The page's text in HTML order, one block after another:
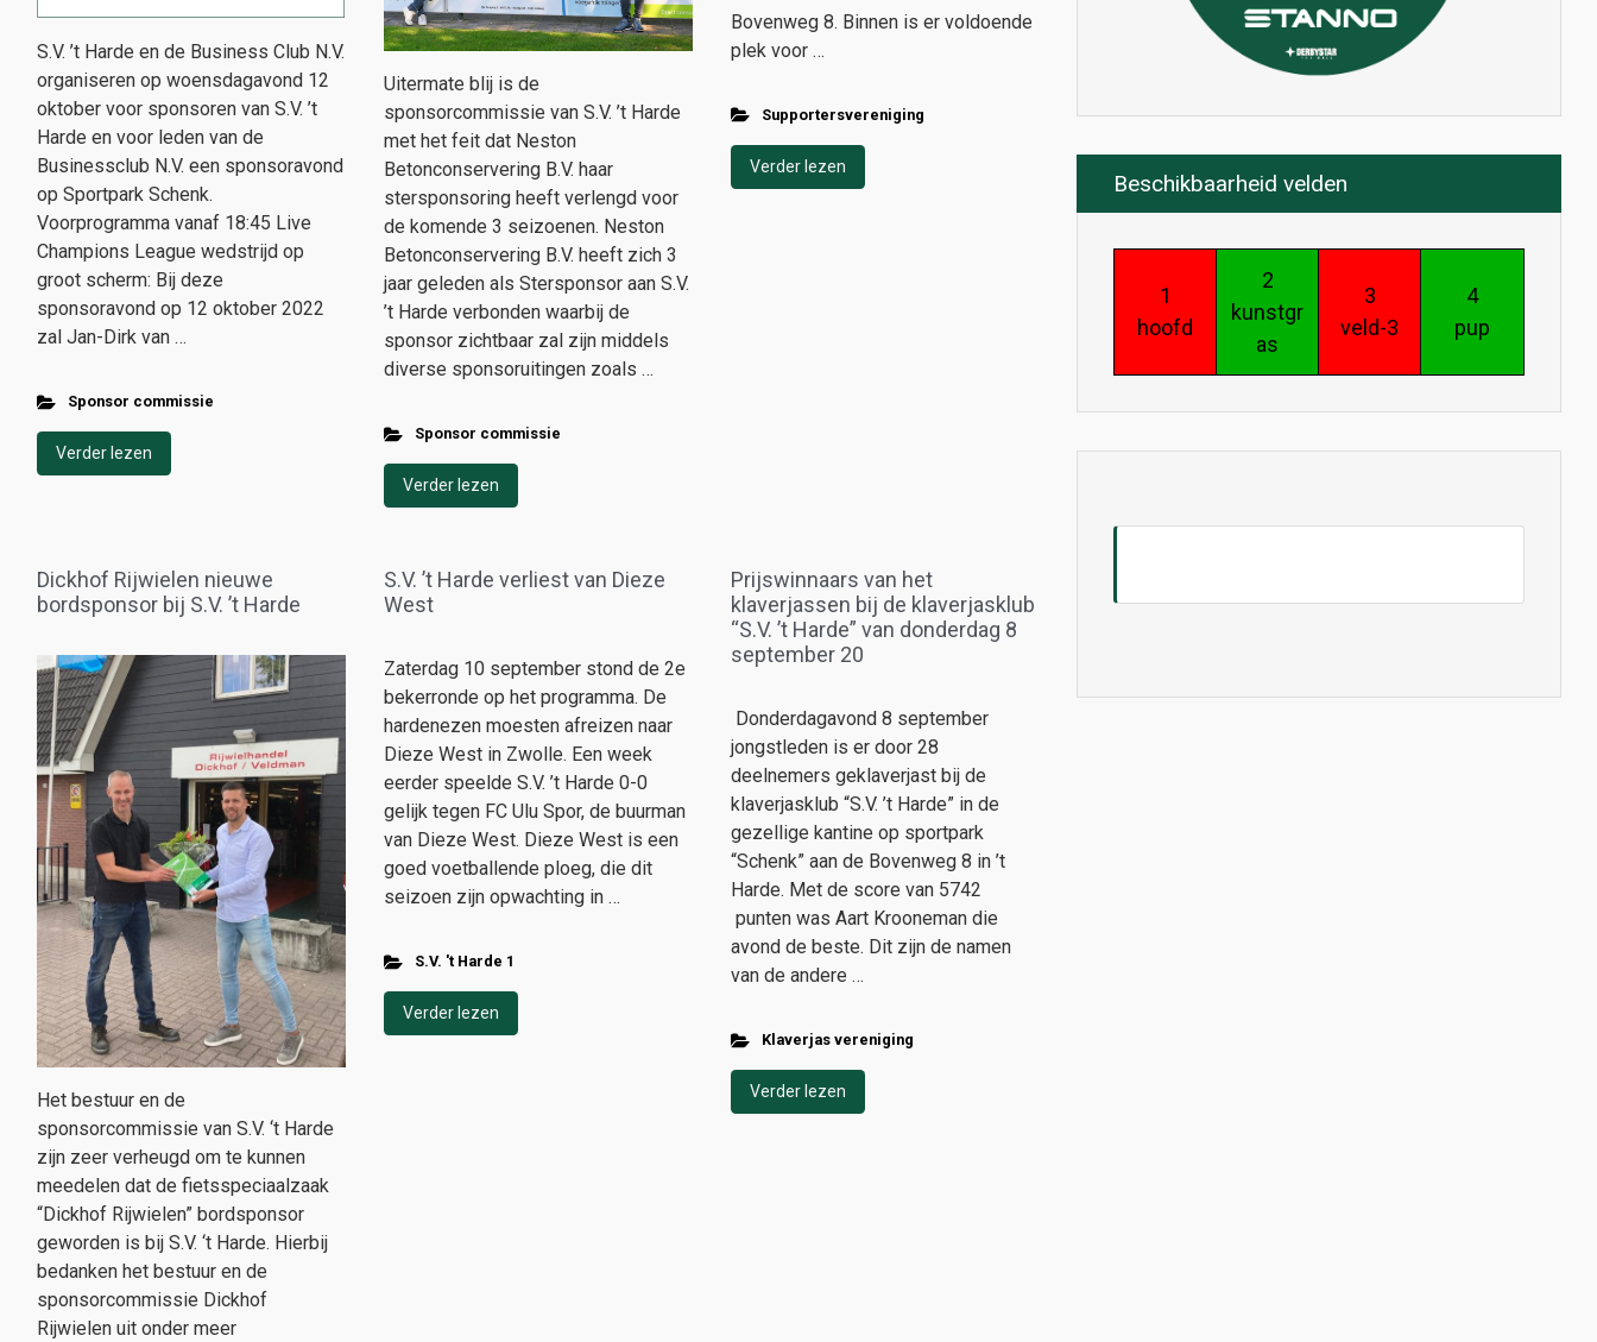
S.V. ’t Harde en de Business Club N.V.
organiseren op woensdagavond 12
oktober voor sponsoren van S.V. ’t
Harde en voor leden van de
Businessclub N.V. een sponsoravond
op Sportpark Schenk.
Voorprogramma vanaf 18:45 Live
Champions League wedstrijd op
groot scherm: Bij deze
sponsoravond op 12 oktober 2022
zal Jan-Dirk van …
Sponsor commissie
Verder lezen
Uitermate blij is de
sponsorcommissie van S.V. ’t Harde
met het feit dat Neston
Betonconservering B.V. haar
stersponsoring heeft verlengd voor
de komende 3 seizoenen. Neston
Betonconservering B.V. heeft zich 3
jaar geleden als Stersponsor aan S.V.
’t Harde verbonden waarbij de
sponsor zichtbaar zal zijn middels
diverse sponsoruitingen zoals …
Sponsor commissie
Verder lezen
Bovenweg 8. Binnen is er voldoende
plek voor …
Supportersvereniging
Verder lezen
Dickhof Rijwielen nieuwe
bordsponsor bij S.V. ’t Harde
Het bestuur en de
sponsorcommissie van S.V. ‘t Harde
zijn zeer verheugd om te kunnen
meedelen dat de fietsspeciaalzaak
“Dickhof Rijwielen” bordsponsor
geworden is bij S.V. ‘t Harde. Hierbij
bedanken het bestuur en de
sponsorcommissie Dickhof
Rijwielen uit onder meer
S.V. ’t Harde verliest van Dieze
West
Zaterdag 10 september stond de 2e
bekerronde op het programma. De
hardenezen moesten afreizen naar
Dieze West in Zwolle. Een week
eerder speelde S.V. ’t Harde 0-0
gelijk tegen FC Ulu Spor, de buurman
van Dieze West. Dieze West is een
goed voetballende ploeg, die dit
seizoen zijn opwachting in …
S.V. 't Harde 1
Verder lezen
Prijswinnaars van het
klaverjassen bij de klaverjasklub
“S.V. ’t Harde” van donderdag 8
september 20
Donderdagavond 8 september
jongstleden is er door 28
deelnemers geklaverjast bij de
klaverjasklub “S.V. ’t Harde” in de
gezellige kantine op sportpark
“Schenk” aan de Bovenweg 8 in ’t
Harde. Met de score van 5742
punten was Aart Krooneman die
avond de beste. Dit zijn de namen
van de andere …
Klaverjas vereniging
Verder lezen
Beschikbaarheid velden
1
hoofd
2
kunstgr
as
3
veld-3
4
pup